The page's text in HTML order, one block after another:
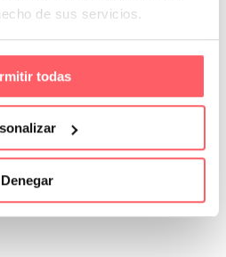
de sus servicios.
todas
Denegar
28970 Madrid